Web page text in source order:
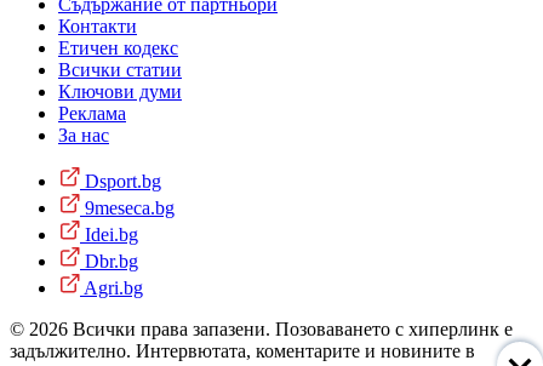
Съдържание от партньори
Контакти
Етичен кодекс
Всички статии
Ключови думи
Реклама
За нас
Dsport.bg
9meseca.bg
Idei.bg
Dbr.bg
Agri.bg
© 2026 Всички права запазени. Позоваването с хиперлинк е
задължително. Интервютата, коментарите и новините в